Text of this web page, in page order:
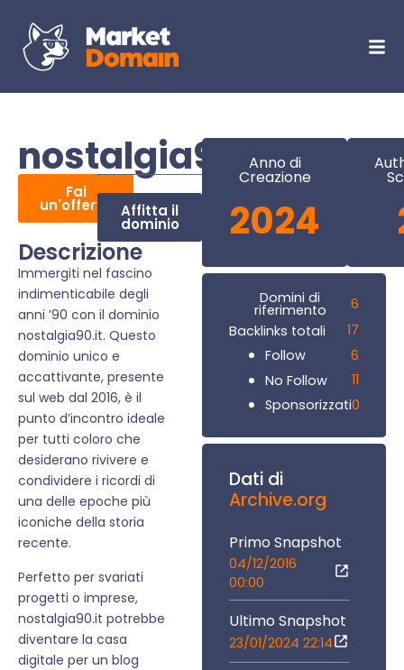
nostalgia90.it
Fai
un'offerta Affitta il
dominio
Descrizione
Immergiti nel fascino
indimenticabile degli
anni ’90 con il dominio
nostalgia90.it. Questo
dominio unico e
accattivante, presente
sul web dal 2016, è il
punto d’incontro ideale
per tutti coloro che
desiderano rivivere e
condividere i ricordi di
una delle epoche più
iconiche della storia
recente.
Perfetto per svariati
progetti o imprese,
nostalgia90.it potrebbe
diventare la casa
digitale per un blog
Anno di
Creazione
2024
Domini di
riferimento
6
Backlinks totali
17
Follow
6
No Follow
11
Sponsorizzati0
Dati di
Archive.org
Primo Snapshot
04/12/2016
00:00
Ultimo Snapshot
23/01/2024 22:14